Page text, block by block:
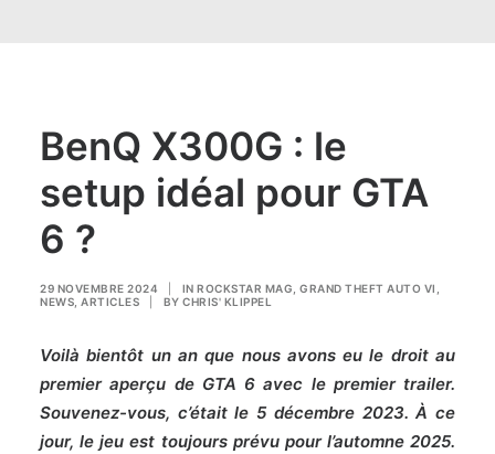
BenQ X300G : le
setup idéal pour GTA
6 ?
29 NOVEMBRE 2024 IN ROCKSTAR MAG GRAND THEFT AUTO VI
NEWS ARTICLES BY CHRIS' KLIPPEL
Voilà bientôt un an que nous avons eu le droit au
premier aperçu de GTA 6 avec le premier trailer.
Souvenez-vous, c’était le 5 décembre 2023. À ce
jour, le jeu est toujours prévu pour l’automne 2025.